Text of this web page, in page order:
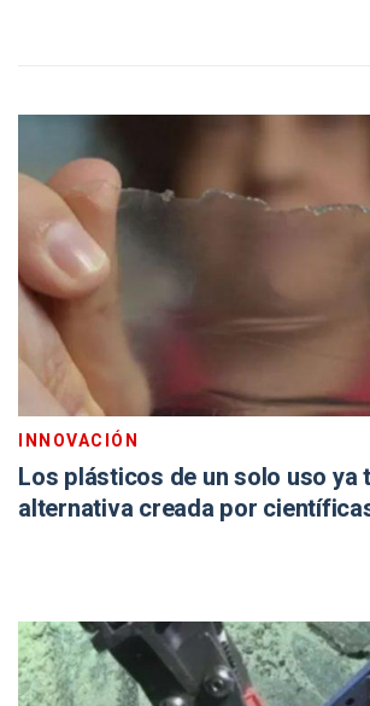
INNOVACIÓN
Los plásticos de un solo uso ya
alternativa creada por